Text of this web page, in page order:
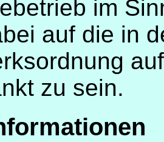
im
auf die in
zu sein.